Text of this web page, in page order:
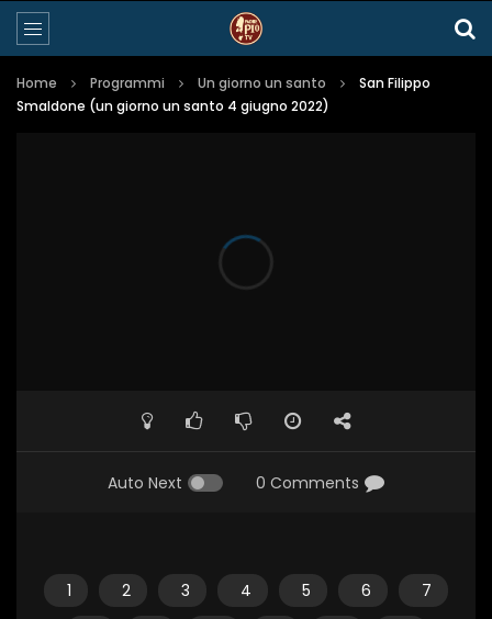
Home Programmi Un giorno un santo
San Filippo
Smaldone (un giorno un santo 4 giugno 2022)
Auto Next 0 Comments
1 2 3 4 5 6
7